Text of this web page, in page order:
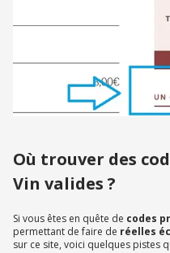
Où trouver des
Vin valides ?
Si vous êtes en quête de codes
permettant de faire de réelles
sur ce site, voici quelques pistes